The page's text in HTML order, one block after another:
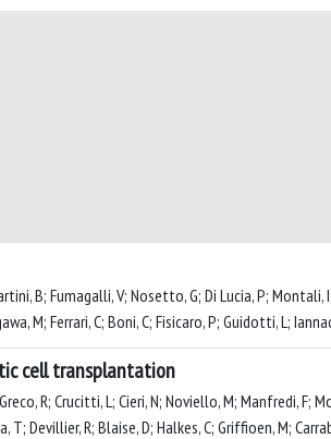
B; Fumagalli, V; Nosetto, G; Di Lucia, P;
M; Ferrari, C; Boni, C; Fisicaro, P; Guidotti, L;
cell transplantation
R; Crucitti, L; Cieri, N; Noviello, M; Manfredi, F;
Devillier, R; Blaise, D; Halkes, C; Griffioen, M;